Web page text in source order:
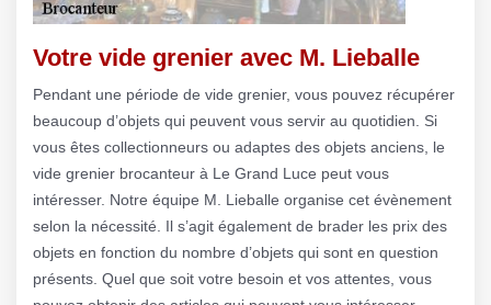
Votre vide grenier avec M. Lieballe
Pendant une période de vide grenier, vous pouvez récupérer
beaucoup d’objets qui peuvent vous servir au quotidien. Si
vous êtes collectionneurs ou adaptes des objets anciens, le
vide grenier brocanteur à Le Grand Luce peut vous
intéresser. Notre équipe M. Lieballe organise cet évènement
selon la nécessité. Il s’agit également de brader les prix des
objets en fonction du nombre d’objets qui sont en question
présents. Quel que soit votre besoin et vos attentes, vous